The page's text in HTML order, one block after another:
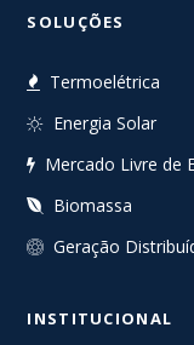
SOLUÇÕES
Termoelétrica
Energia Solar
Mercado Livre de
Biomassa
Geração
INSTITUCIONAL